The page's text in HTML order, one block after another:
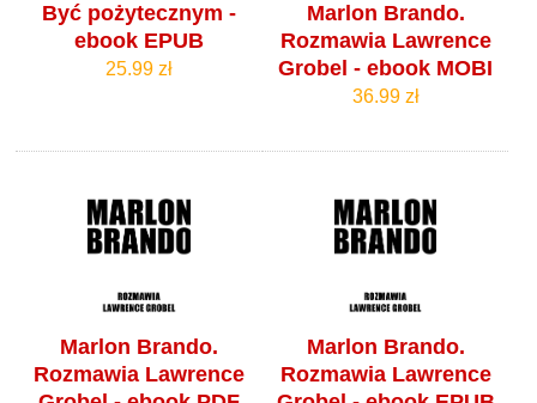
Być pożytecznym -
ebook EPUB
25.99 zł
Marlon Brando.
Rozmawia Lawrence
Grobel - ebook MOBI
36.99 zł
Marlon Brando.
Rozmawia Lawrence
Marlon Brando.
Rozmawia Lawrence